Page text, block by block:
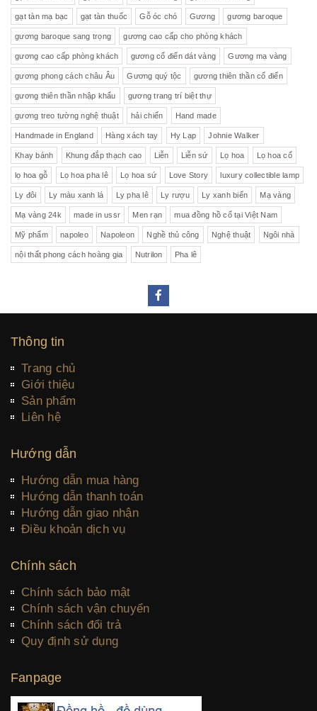
gạt tàn mạ bạc gạt tàn thuốc Gỗ óc chó Gương gương baroque
gương baroque sang trọng gương cao cấp cho phòng khách
gương cao cấp phòng khách gương cổ điển dát vàng Gương mạ vàng
gương phong cách châu Âu Gương quý tộc gương thiên thần cổ điển
gương thiên thần nhập khẩu gương trang trí biệt thự
gương treo tường nghệ thuật hải chiến Hand made
Handmade in England Hàng xách tay Hy Lạp Johnie Walker
Khay bánh Khung đắp thạch cao Liễn Liễn sứ Lọ hoa Lọ hoa cổ
lọ hoa gỗ Lọ hoa pha lê Lọ hoa sứ Love Story luxury collectible lamp
Ly đôi Ly màu xanh lá Ly pha lê Ly rượu Ly xanh biển Mạ vàng
Mạ vàng 24k made in ussr Men rạn mua đồng hồ cổ tại Việt Nam
Mỹ phẩm napoleo Napoleon Nghề thủ công Nghệ thuật Ngôi nhà
nội thất phong cách hoàng gia Nutrilon Pha lê
Thông tin
Trang chủ
Giới thiệu
Sản phẩm
Liên hệ
Hướng dẫn
Hướng dẫn mua hàng
Hướng dẫn thanh toán
Hướng dẫn giao nhận
Điều khoản dịch vụ
Chính sách
Chính sách bảo mật
Chính sách vận chuyển
Chính sách đổi trả
Quy định sử dụng
Fanpage